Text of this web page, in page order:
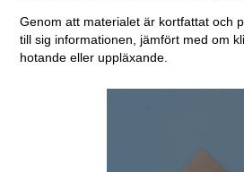
Genom att materialet är kortfattat och
till sig informationen, jämfört med om
hotande eller uppläxande.